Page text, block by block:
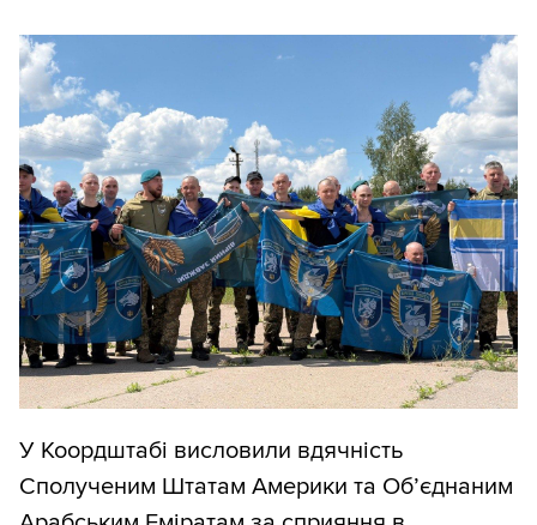
У Коордштабі висловили вдячність
Сполученим Штатам Америки та Об’єднаним